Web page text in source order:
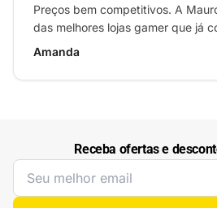
Preços bem competitivos. A
das melhores lojas gamer que já
Amanda
Receba ofertas e